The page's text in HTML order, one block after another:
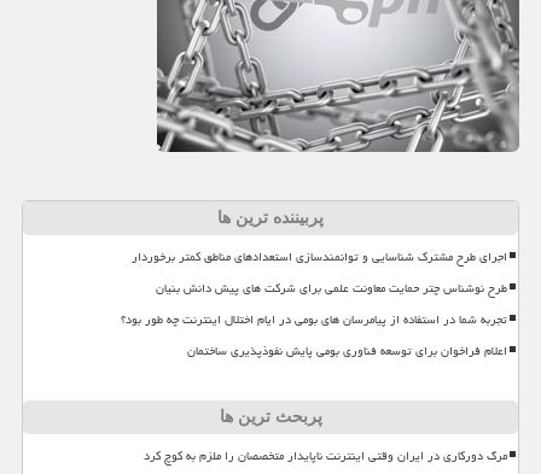
پربیننده ترین ها
اجرای طرح مشترک شناسایی و توانمندسازی استعدادهای مناطق کمتر برخوردار
طرح نوشناس چتر حمایت معاونت علمی برای شرکت های پیش دانش بنیان
تجربه شما در استفاده از پیامرسان های بومی در ایام اختلال اینترنت چه طور بود؟
اعلام فراخوان برای توسعه فناوری بومی پایش نفوذپذیری ساختمان
پربحث ترین ها
مرگ دورکاری در ایران وقتی اینترنت ناپایدار متخصصان را ملزم به کوچ کرد